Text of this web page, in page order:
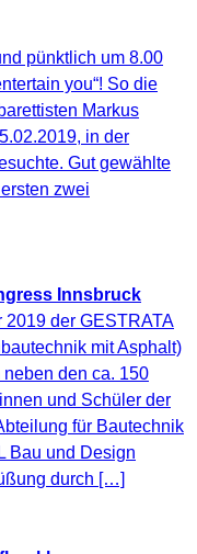
pünktlich um 8.00
you“! So die
Markus
in der
Gut gewählte
zwei
Innsbruck
2019 der GESTRATA
mit Asphalt)
den ca. 150
und Schüler der
für Bautechnik
Bau und Design
durch […]